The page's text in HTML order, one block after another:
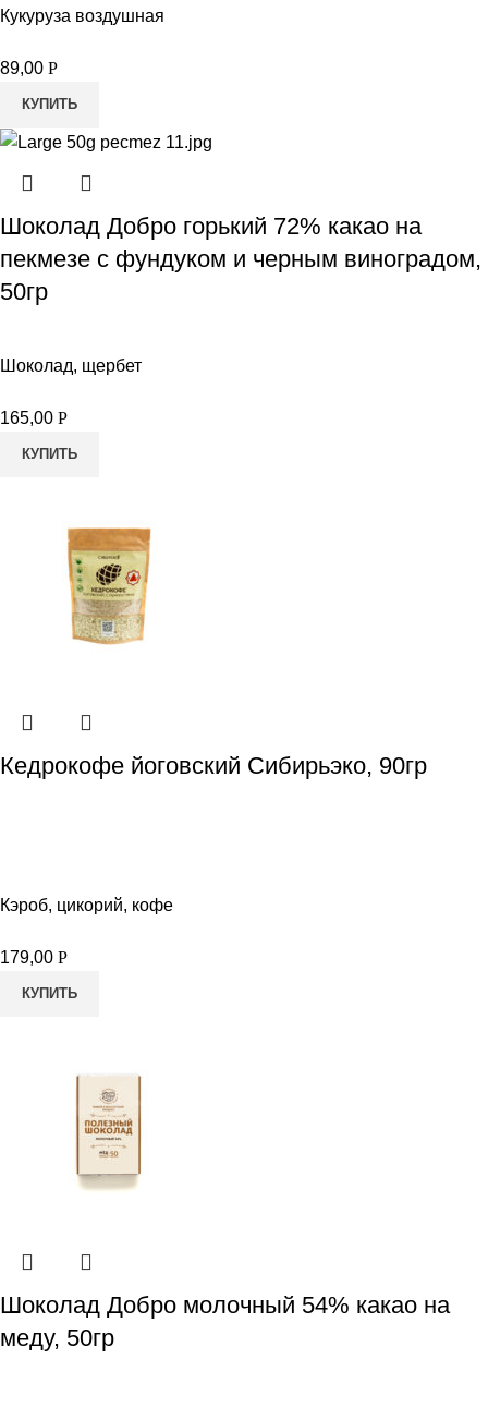
Кукуруза воздушная
89,00 Р
КУПИТЬ
Шоколад Добро горький 72% какао на
пекмезе с фундуком и черным виноградом,
50гр
Шоколад, щербет
165,00 Р
КУПИТЬ
Кедрокофе йоговский Сибирьэко, 90гр
Кэроб, цикорий, кофе
179,00 Р
КУПИТЬ
Шоколад Добро молочный 54% какао на
меду, 50гр